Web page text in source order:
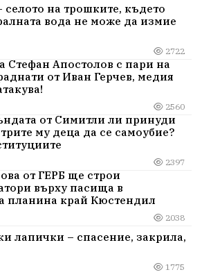
на трошките, където
вода не може да измие
2722
Стефан Апостолов с пари на
от Иван Герчев, медия
2560
от Симитли ли принуди
му деца да се самоубие?
2397
от ГЕРБ ще строи
върху пасища в
планина край Кюстендил
2038
лапички – спасение, закрила,
1775